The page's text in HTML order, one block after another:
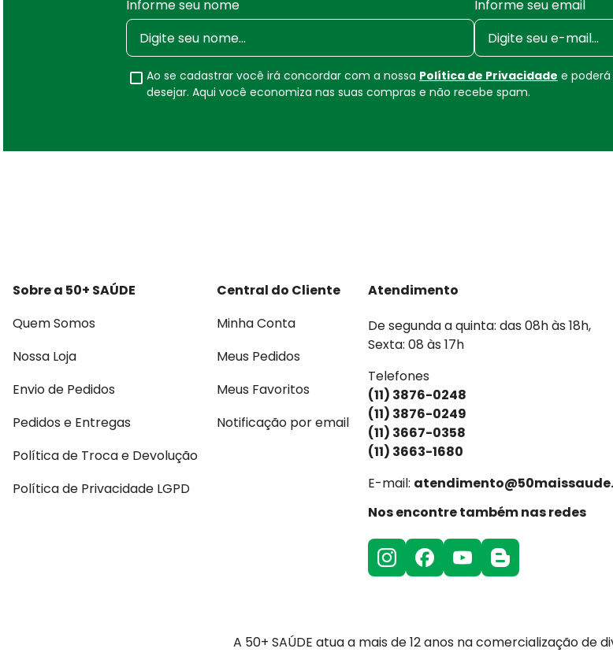
Informe seu nome
Informe seu email
Ao se cadastrar você irá concordar com a nossa Política de Privacidade e
desejar. Aqui você economiza nas suas compras e não recebe spam.
Sobre a 50+ SAÚDE
Quem Somos
Nossa Loja
Envio de Pedidos
Pedidos e Entregas
Política de Troca e Devolução
Política de Privacidade LGPD
Central do Cliente
Minha Conta
Meus Pedidos
Meus Favoritos
Notificação por email
Atendimento
De segunda a quinta: das 08h às 18h,
Sexta: 08 às 17h
Telefones
(11) 3876-0248
(11) 3876-0249
(11) 3667-0358
(11) 3663-1680
E-mail:
Nos encontre também nas redes
A 50+ SAÚDE atua a mais de 12 anos na comercialização de